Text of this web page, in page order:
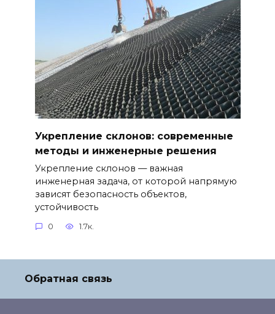
Укрепление склонов: современные
методы и инженерные решения
Укрепление склонов — важная
инженерная задача, от которой напрямую
зависят безопасность объектов,
устойчивость
0 1.7к.
Обратная связь